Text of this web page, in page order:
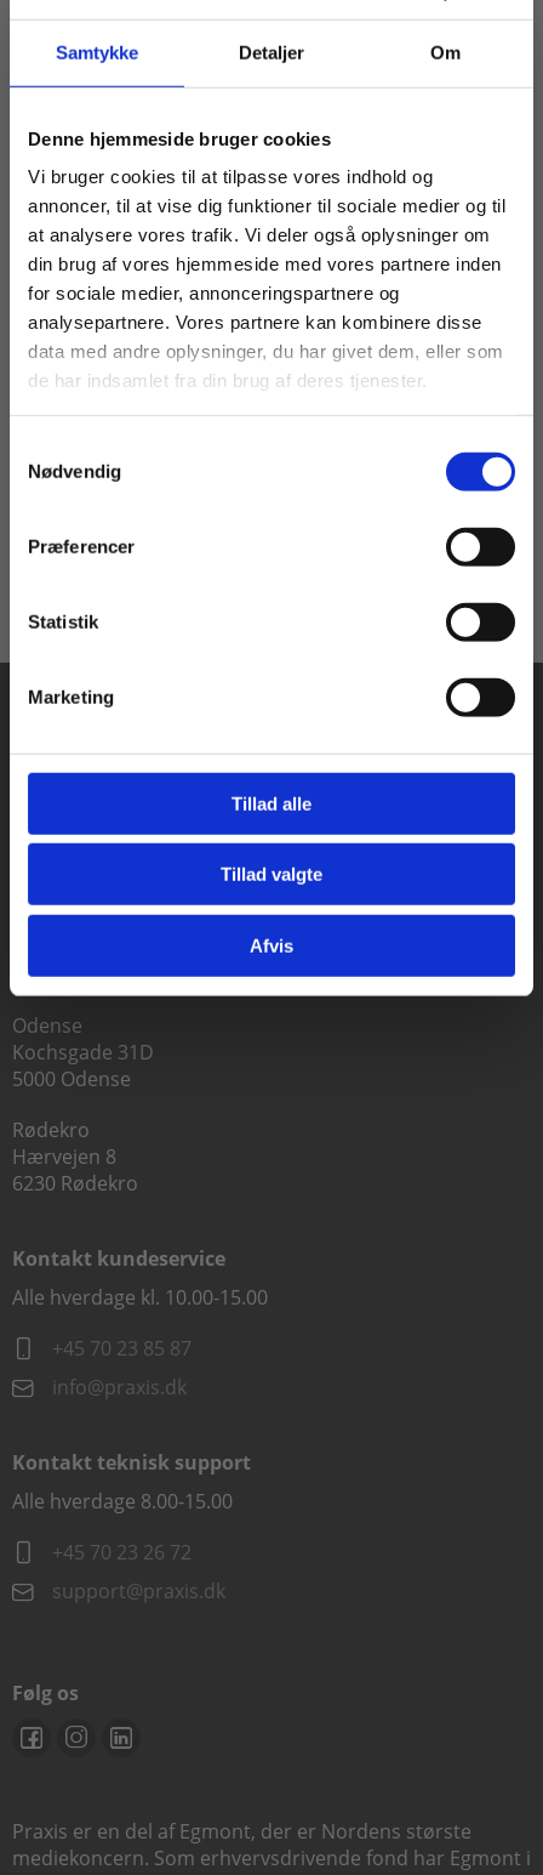
Samtykke Detaljer Om
Denne hjemmeside bruger cookies
Vi bruger cookies til at tilpasse vores indhold og
annoncer, til at vise dig funktioner til sociale medier og til
at analysere vores trafik. Vi deler også oplysninger om
din brug af vores hjemmeside med vores partnere inden
for sociale medier, annonceringspartnere og
analysepartnere. Vores partnere kan kombinere disse
data med andre oplysninger, du har givet dem, eller som
de har indsamlet fra din brug af deres tjenester.
Nødvendig
Præferencer
Statistik
Marketing
Tillad alle
Tillad valgte
Afvis
2 formater
NF-grundbogen
Anders Groesen Annemette Vestergaard Witt Lotte Jacobsen
65,00 KR.
eBog+
Naturvidenskabelige
Praxis Forlag A/S
København
1120 København K
Odense
Kochsgade 31D
5000 Odense
Rødekro
Hærvejen 8
6230 Rødekro
Kontakt kundeservice
Alle hverdage kl. 10.00-15.00
+45 70 23 85 87
info@praxis.dk
Kontakt teknisk support
Alle hverdage 8.00-15.00
+45 70 23 26 72
support@praxis.dk
Følg os
Praxis er en del af Egmont, der er Nordens største
mediekoncern. Som erhvervsdrivende fond har Egmont i
Køb læremidler og find masterclasses mm.
Fortsæt som:
For privatkunder og
studerende. Du får
vist priser inkl.
For institutioner og
virksomheder. Du
får vist priser ekskl.
Gå til praxisOnline